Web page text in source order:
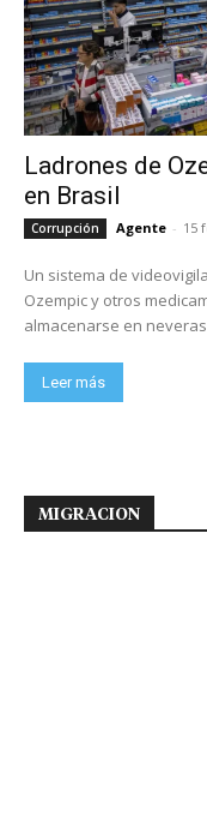
Ladrones de
en Brasil
Corrupción Agente - 15
Un sistema de
Ozempic y otros
almacenarse en
Leer más
MIGRACION